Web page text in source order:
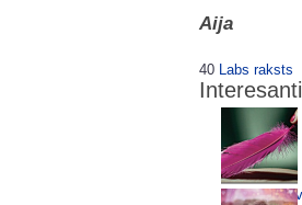
Aija
40 Labs raksts
Deviņas